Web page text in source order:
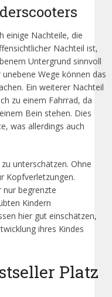
einige Nachteile, die
Nachteil ist,
Untergrund sinnvoll
Wege können das
Ein weiterer Nachteil
zu einem Fahrrad, da
Bein stehen. Dies
was allerdings auch
unterschätzen. Ohne
Kopfverletzungen.
nur begrenzte
Kindern
hier gut einschätzen,
ihres Kindes
Platz